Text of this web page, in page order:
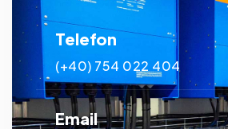
Telefon
(+40) 754 022 404
Email